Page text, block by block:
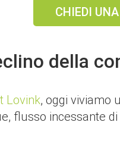
CHIEDI
della
Lovink, oggi viviamo
flusso incessante